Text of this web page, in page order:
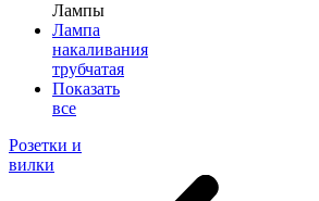
Лампы
Лампа
накаливания
трубчатая
Показать
все
Розетки и
вилки